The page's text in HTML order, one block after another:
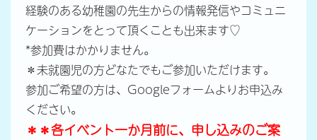
経験のある幼稚園の先生からの情報発信やコミュニ
ケーションをとって頂くことも出来ます♡
*参加費はかかりません。
＊未就園児の方どなたでもご参加いただけます。
参加ご希望の方は、Googleフォームよりお申込み
ください。
＊＊各イベント一か月前に、申し込みのご案